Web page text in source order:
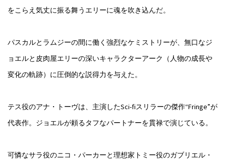
をこらえ気丈に振る舞うエリーに魂を吹き込んだ。
パスカルとラムジーの間に働く強烈なケミストリーが、無口なジ
ョエルと皮肉屋エリーの深いキャラクターアーク（人物の成長や
変化の軌跡）に圧倒的な説得力を与えた。
テス役のアナ・トーヴは、主演したSci-fiスリラーの傑作“Fringe”が
代表作。ジョエルが頼るタフなパートナーを貫禄で演じている。
可憐なサラ役のニコ・パーカーと理想家トミー役のガブリエル・